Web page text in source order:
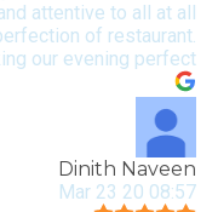
attentive to all at all
of restaurant.
our evening perfect.
Dinith Naveen
08:57 20 Mar 23